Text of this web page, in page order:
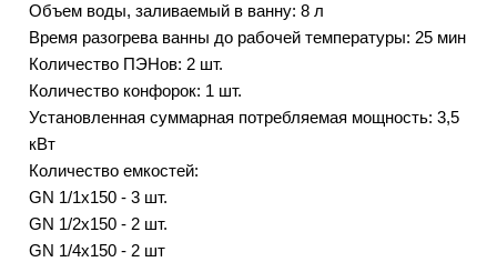
Объем воды, заливаемый в ванну: 8 л
Время разогрева ванны до рабочей температуры: 25 мин
Количество ПЭНов: 2 шт.
Количество конфорок: 1 шт.
Установленная суммарная потребляемая мощность: 3,5
кВт
Количество емкостей:
GN 1/1х150 - 3 шт.
GN 1/2х150 - 2 шт.
GN 1/4х150 - 2 шт